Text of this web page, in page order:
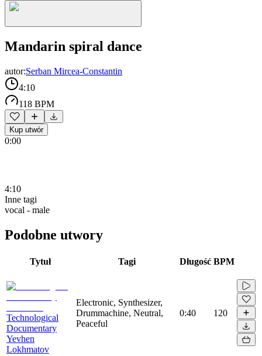
Mandarin spiral dance
autor:Serban Mircea-Constantin
4:10
118 BPM
Kup utwór
0:00
4:10
Inne tagi
vocal - male
Podobne utwory
Tytuł Tagi Długość BPM
Technological
Documentary
Yevhen
Lokhmatov
Electronic, Synthesizer,
Drummachine, Neutral,
Peaceful
0:40 120